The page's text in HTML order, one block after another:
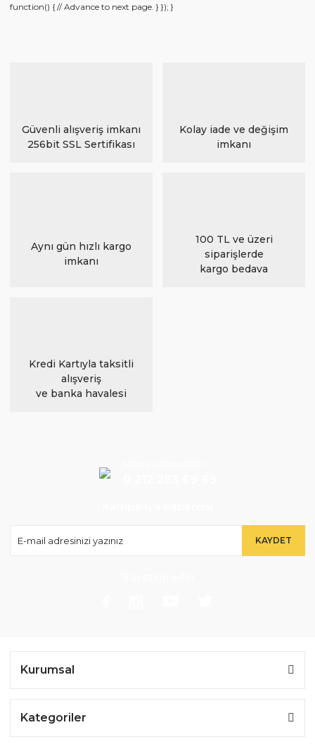
function() { // Advance to next page. } }); }
Güvenli alışveriş imkanı
256bit SSL Sertifikası
Kolay iade ve değişim
imkanı
Aynı gün hızlı kargo
imkanı
100 TL ve üzeri
siparişlerde
kargo bedava
Kredi Kartıyla taksitli
alışveriş
ve banka havalesi
KAYDET
Kurumsal
Kategoriler